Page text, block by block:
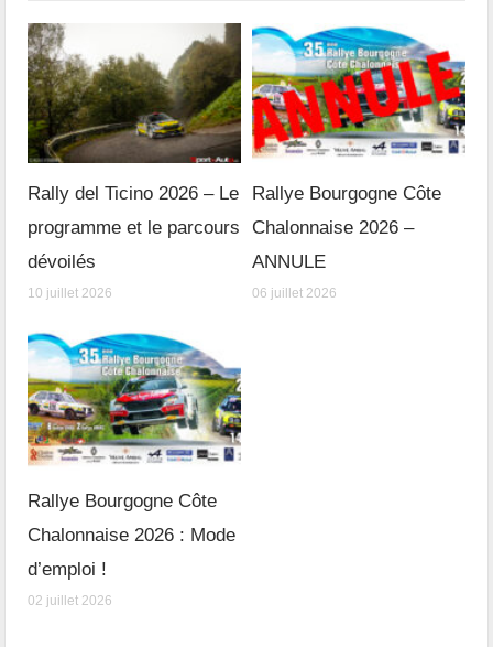
Rally del Ticino 2026 – Le
programme et le parcours
dévoilés
10 juillet 2026
Rallye Bourgogne Côte
Chalonnaise 2026 –
ANNULE
06 juillet 2026
Rallye Bourgogne Côte
Chalonnaise 2026 : Mode
d’emploi !
02 juillet 2026